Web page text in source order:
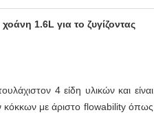
1.6L για το ζυγίζοντας
4 είδη υλικών και είναι
κόκκων με άριστο flowability όπως